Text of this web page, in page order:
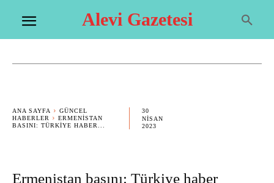
Alevi Gazetesi
ANA SAYFA
GÜNCEL
HABERLER
ERMENISTAN
BASINI: TÜRKIYE HABER...
30
NISAN
2023
Ermenistan basını: Türkiye haber